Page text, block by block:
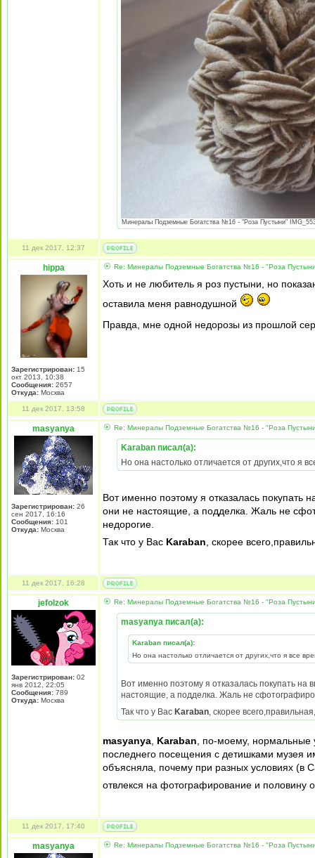
Минералы Подземные Богатства №16 - "Роза Пустыни"
11 дек 2017, 12:37
hippa
Зарегистрирован: 15
окт 2013, 10:38
Сообщения: 2657
Откуда: Москва
Re: Минералы Подземные Богатства №16 - "Роза
Хоть и не любитель я роз пустыни, но
оставила меня равнодушной
Правда, мне одной недорозы из прошлой
11 дек 2017, 13:58
masyanya
Зарегистрирован: 26
сен 2017, 16:16
Сообщения: 101
Откуда: Москва
Re: Минералы Подземные Богатства №16 - "Роза
Karaban писал(а):
Но она настолько отличается от других,что я
Вот именно поэтому я отказалась покупать
они не настоящие, а подделка. Жаль не
недорогие.
Так что у Вас Karaban , скорее
11 дек 2017, 16:28
jefolzok
Зарегистрирован: 02
янв 2012, 22:05
Сообщения: 789
Откуда: Москва
Re: Минералы Подземные Богатства №16 - "Роза
masyanya писал(а):
Karaban писал(а):
Но она настолько отличается от других,что я все
Вот именно поэтому я отказалась покупать на
настоящие, а подделка. Жаль не
Так что у Вас Karaban, скорее
masyanya Karaban , по-моему,
последнего посещения с детишками музея
объясняла, почему при разных условиях (в
отвлекся на фотографирование и половину
11 дек 2017, 17:40
masyanya Re: Минералы Подземные Богатства №16 - "Роза